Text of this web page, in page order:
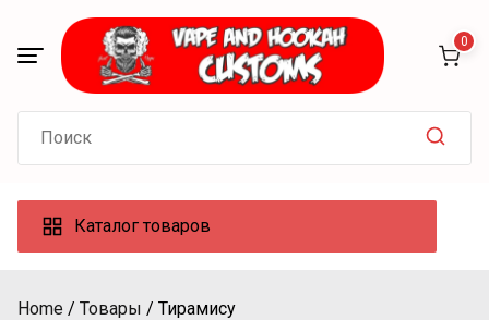
content
0
for:
Каталог товаров
Home Товары Тирамису